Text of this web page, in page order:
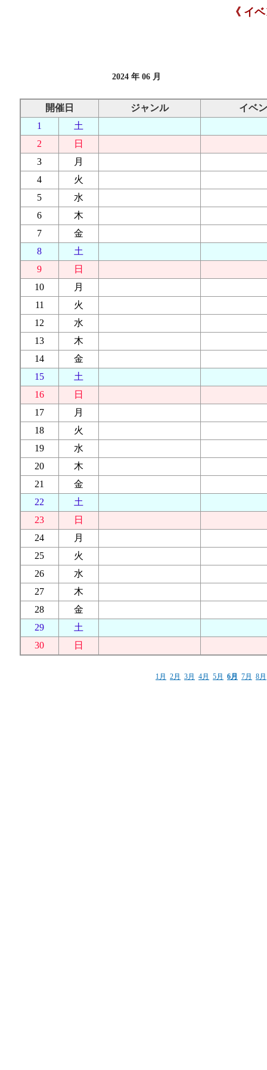
《 イ
2024 年 06 月
開催日 ジャンル
イベ
1
土
2
日
3
月
4
火
5
水
6
木
7
金
8
土
9
日
10
月
11
火
12
水
13
木
14
金
15
土
16
日
17
月
18
火
19
水
20
木
21
金
22
土
23
日
24
月
25
火
26
水
27
木
28
金
29
土
30
日
1月 2月 3月 4月 5月 6月 7月 8月